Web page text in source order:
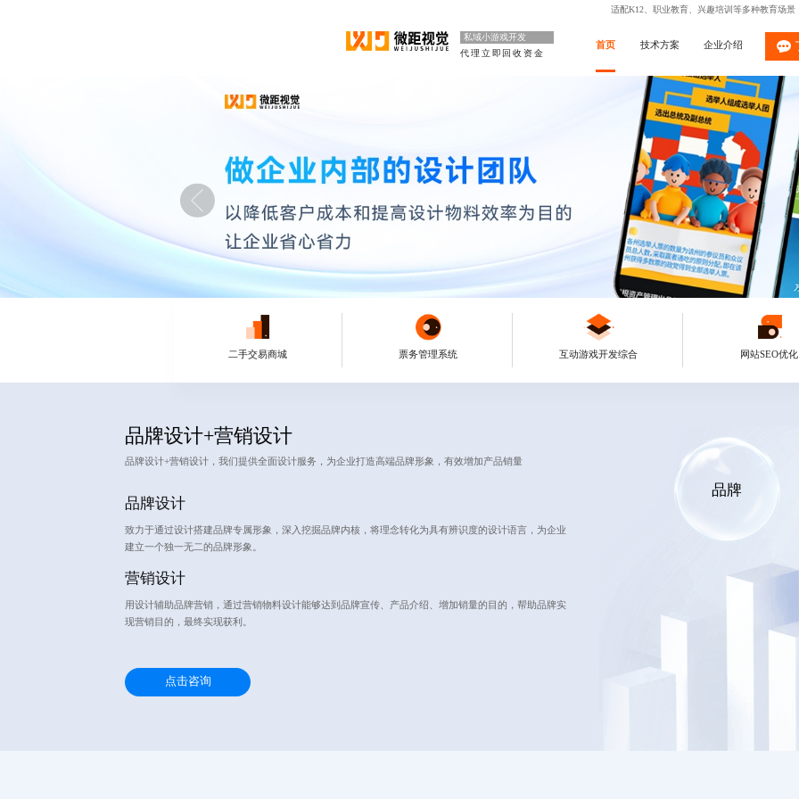
适配K12、职业教育、兴趣培训等多种教育场
私域小游戏开发
代理立即回收资金
首页 技术方案 企业介绍
二手交易商城 票务管理系统 互动游戏开发综合 网站SEO优化
品牌设计+营销设计
品牌设计+营销设计，我们提供全面设计服务，为企业打造高端品牌形象，有效增加产品销量
品牌设计
致力于通过设计搭建品牌专属形象，深入挖掘品牌内核，将理念转化为具有辨识度的设计语言，为企业
建立一个独一无二的品牌形象。
营销设计
用设计辅助品牌营销，通过营销物料设计能够达到品牌宣传、产品介绍、增加销量的目的，帮助品牌实
现营销目的，最终实现获利。
点击咨询
品牌